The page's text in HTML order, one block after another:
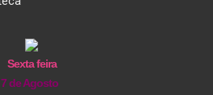
Sexta feira
7 de Agosto